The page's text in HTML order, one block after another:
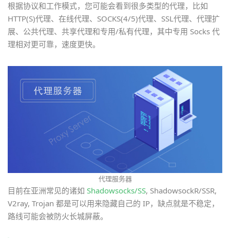
根据协议和工作模式，您可能会看到很多类型的代理，比如
HTTP(S)代理、在线代理、SOCKS(4/5)代理、SSL代理、代理扩
展、公共代理、共享代理和专用/私有代理，其中专用 Socks 代
理相对更可靠，速度更快。
代理服务器
目前在亚洲常见的诸如 Shadowsocks/SS, ShadowsockR/SSR,
V2ray, Trojan 都是可以用来隐藏自己的 IP，缺点就是不稳定，
路线可能会被防火长城屏蔽。